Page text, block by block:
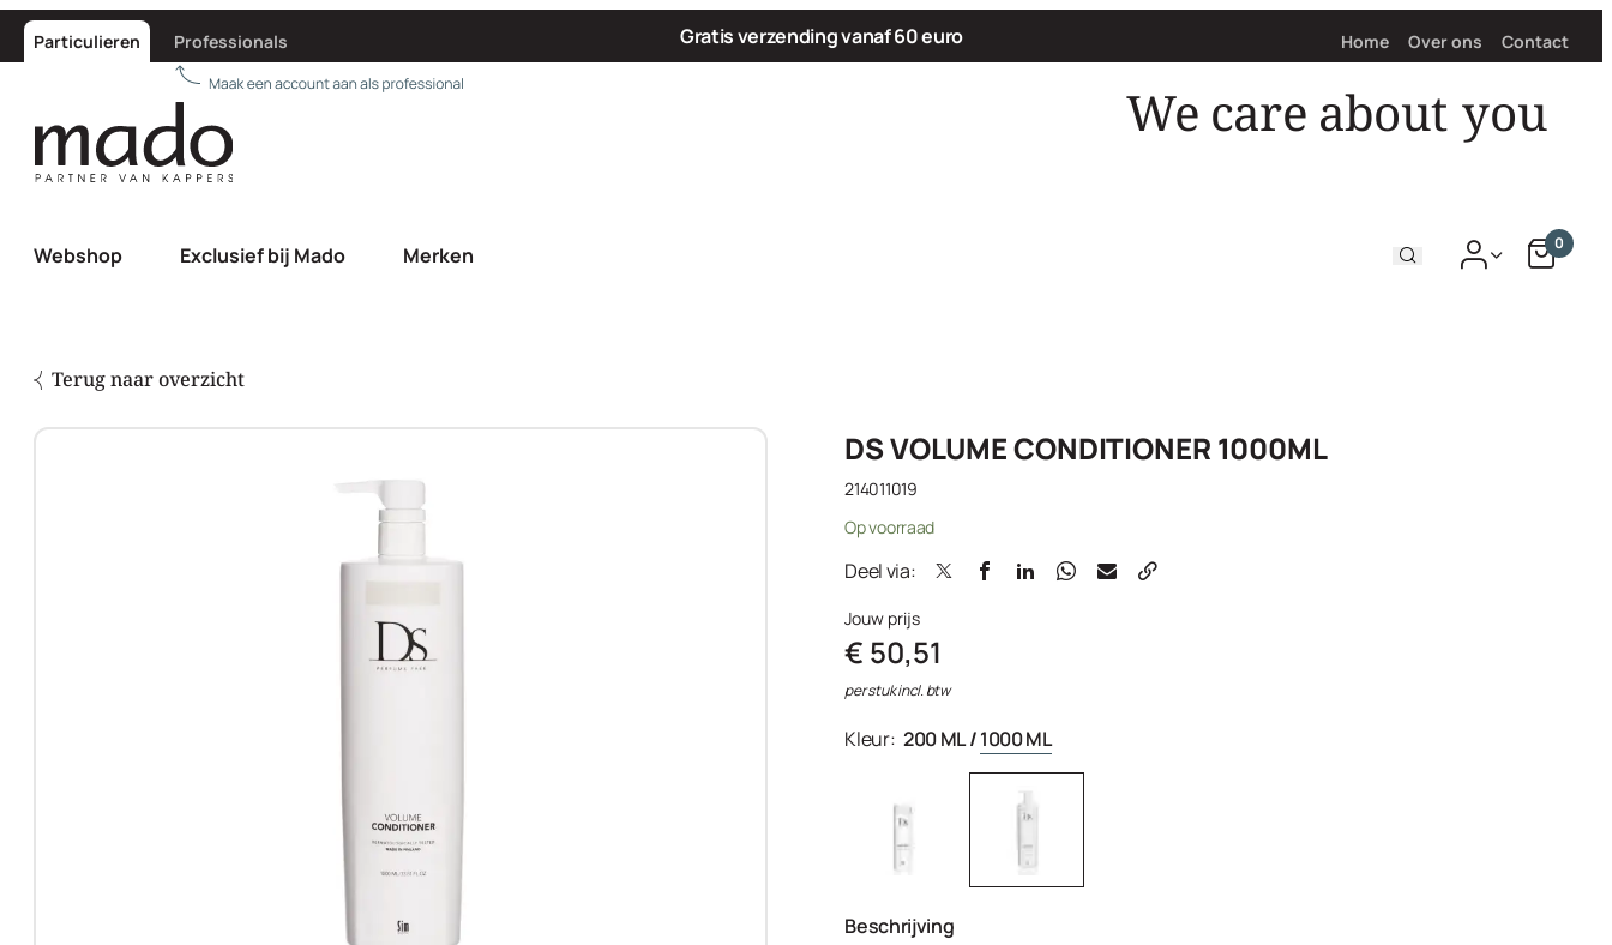
Particulieren Professionals Gratis verzending vanaf 60 euro Home Over ons Contact
We care about
Webshop Exclusief bij Mado Merken 0
Terug naar overzicht
DS VOLUME CONDITIONER 1000ML
214011019
Op voorraad
Deel via:
Jouw prijs
€ 50,51
per stuk incl. btw
Kleur: 200 ML/1000 ML
Beschrijving